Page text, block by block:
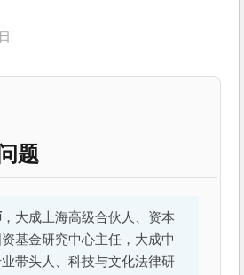
题
，大成上海高级合伙人、资本
基金研究中心主任，大成中
带头人、科技与文化法律研